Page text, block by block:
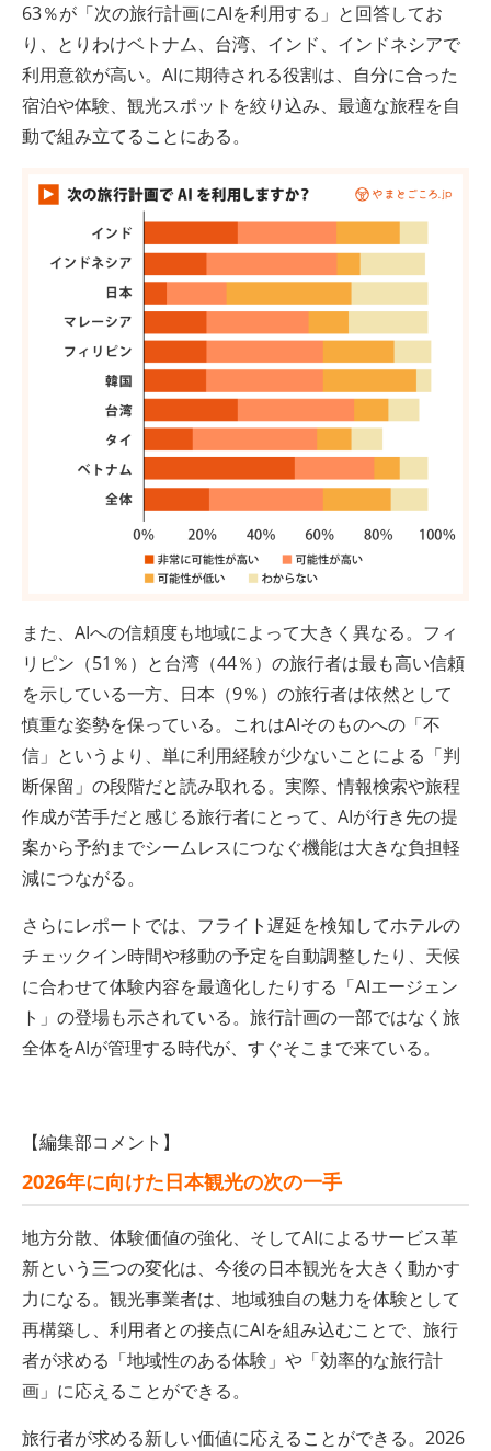
63％が「次の旅行計画にAIを利用する」と回答してお
り、とりわけベトナム、台湾、インド、インドネシアで
利用意欲が高い。AIに期待される役割は、自分に合った
宿泊や体験、観光スポットを絞り込み、最適な旅程を自
動で組み立てることにある。
また、AIへの信頼度も地域によって大きく異なる。フィ
リピン（51％）と台湾（44％）の旅行者は最も高い信頼
を示している一方、日本（9％）の旅行者は依然として
慎重な姿勢を保っている。これはAIそのものへの「不
信」というより、単に利用経験が少ないことによる「判
断保留」の段階だと読み取れる。実際、情報検索や旅程
作成が苦手だと感じる旅行者にとって、AIが行き先の提
案から予約までシームレスにつなぐ機能は大きな負担軽
減につながる。
さらにレポートでは、フライト遅延を検知してホテルの
チェックイン時間や移動の予定を自動調整したり、天候
に合わせて体験内容を最適化したりする「AIエージェン
ト」の登場も示されている。旅行計画の一部ではなく旅
全体をAIが管理する時代が、すぐそこまで来ている。
【編集部コメント】
2026年に向けた日本観光の次の一手
地方分散、体験価値の強化、そしてAIによるサービス革
新という三つの変化は、今後の日本観光を大きく動かす
力になる。観光事業者は、地域独自の魅力を体験として
再構築し、利用者との接点にAIを組み込むことで、旅行
者が求める「地域性のある体験」や「効率的な旅行計
画」に応えることができる。
旅行者が求める新しい価値に応えることができる。2026